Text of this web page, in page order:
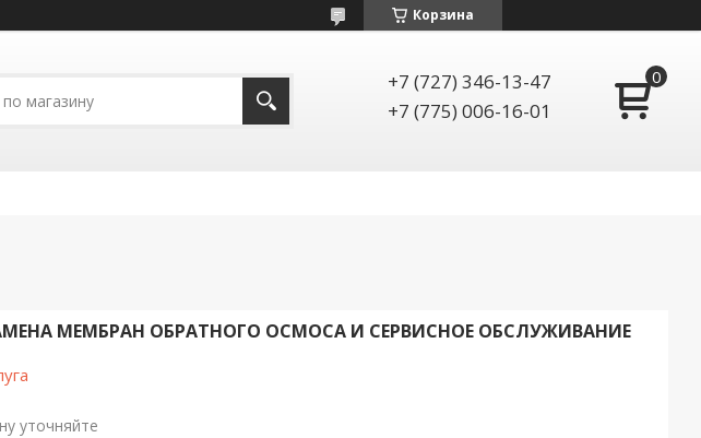
Корзина
+7 (727) 346-13-47
+7 (775) 006-16-01
МЕМБРАН ОБРАТНОГО ОСМОСА И СЕРВИСНОЕ ОБСЛУЖИВАНИЕ
уточняйте